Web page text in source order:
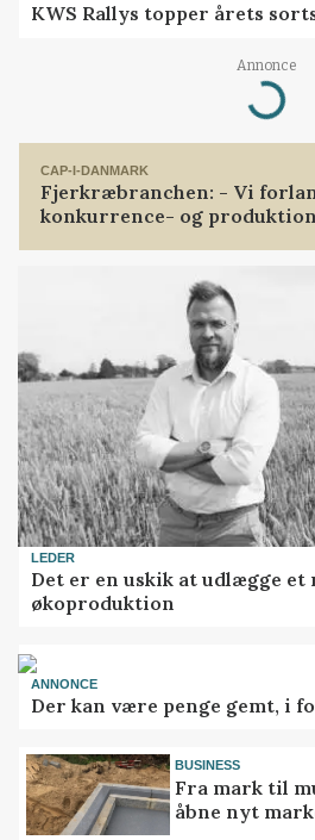
KWS Rallys topper årets
Annonce
Loading...
CAP-I-DANMARK
Fjerkræbranchen: - Vi
konkurrence- og
LEDER
Det er en uskik at udlægge et
økoproduktion
ANNONCE
Der kan være penge gemt, i
BUSINESS
Fra mark til
åbne nyt